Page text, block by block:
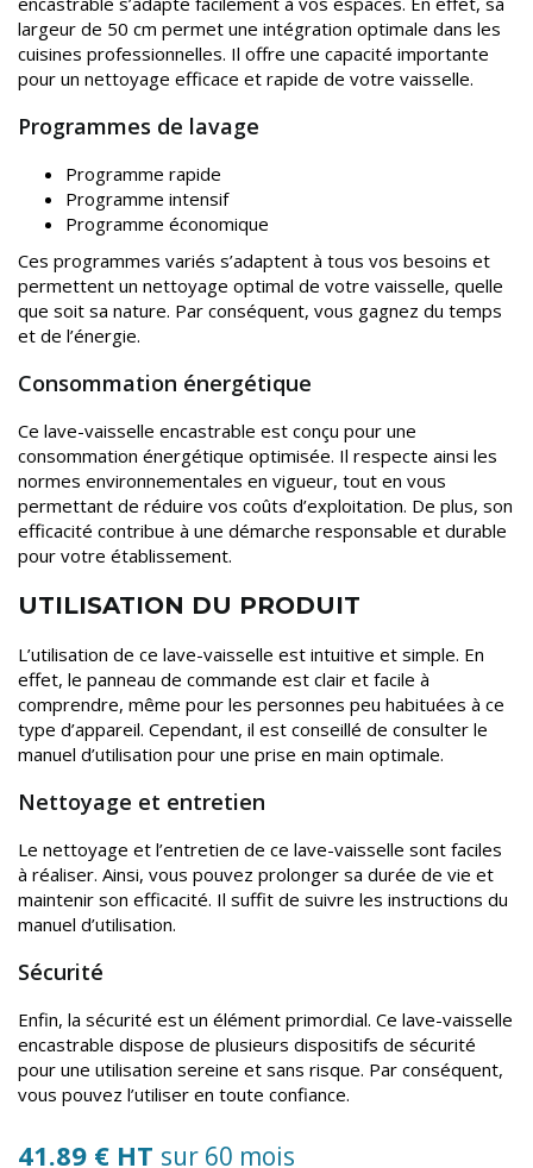
largeur de 50 cm permet une intégration optimale dans les
cuisines professionnelles. Il offre une capacité importante
pour un nettoyage efficace et rapide de votre vaisselle.
Programmes de lavage
Programme rapide
Programme intensif
Programme économique
Ces programmes variés s’adaptent à tous vos besoins et
permettent un nettoyage optimal de votre vaisselle, quelle
que soit sa nature. Par conséquent, vous gagnez du temps
et de l’énergie.
Consommation énergétique
Ce lave-vaisselle encastrable est conçu pour une
consommation énergétique optimisée. Il respecte ainsi les
normes environnementales en vigueur, tout en vous
permettant de réduire vos coûts d’exploitation. De plus, son
efficacité contribue à une démarche responsable et durable
pour votre établissement.
UTILISATION DU PRODUIT
L’utilisation de ce lave-vaisselle est intuitive et simple. En
effet, le panneau de commande est clair et facile à
comprendre, même pour les personnes peu habituées à ce
type d’appareil. Cependant, il est conseillé de consulter le
manuel d’utilisation pour une prise en main optimale.
Nettoyage et entretien
Le nettoyage et l’entretien de ce lave-vaisselle sont faciles
à réaliser. Ainsi, vous pouvez prolonger sa durée de vie et
maintenir son efficacité. Il suffit de suivre les instructions du
manuel d’utilisation.
Sécurité
Enfin, la sécurité est un élément primordial. Ce lave-vaisselle
encastrable dispose de plusieurs dispositifs de sécurité
pour une utilisation sereine et sans risque. Par conséquent,
vous pouvez l’utiliser en toute confiance.
41.89 € HT sur 60 mois